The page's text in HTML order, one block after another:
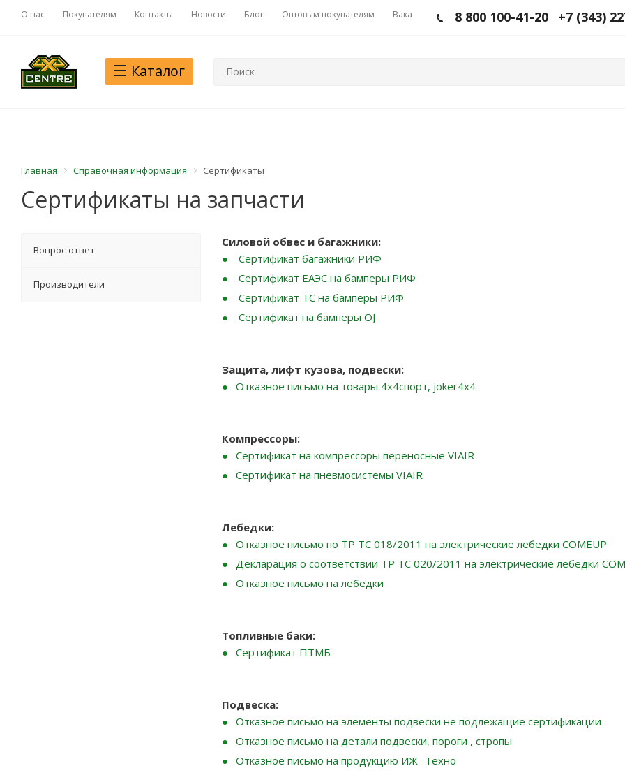
О нас Покупателям Контакты Новости Блог Оптовым покупателям Вакансии 8 800 100-41-20 +7 (343)
Каталог
Главная Справочная информация Сертификаты
Сертификаты на запчасти
Силовой обвес и багажники:
Сертификат багажники РИФ
Сертификат ЕАЭС на бамперы РИФ
Сертификат ТС на бамперы РИФ
Сертификат на бамперы OJ
Защита, лифт кузова, подвески:
Отказное письмо на товары 4x4спорт, joker4x4
Компрессоры:
Сертификат на компрессоры переносные VIAIR
Сертификат на пневмосистемы VIAIR
Лебедки:
Отказное письмо по ТР ТС 018/2011 на электрические лебедки COMEUP
Декларация о соответствии ТР ТС 020/2011 на электрические лебедки
Отказное письмо на лебедки
Топливные баки:
Сертификат ПТМБ
Подвеска:
Отказное письмо на элементы подвески не подлежащие сертификации
Отказное письмо на детали подвески, пороги , стропы
Отказное письмо на продукцию ИЖ- Техно
Вопрос-ответ
Производители